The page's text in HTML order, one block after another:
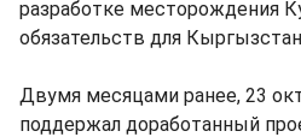
разработке месторождения
обязательств для
Двумя месяцами ранее, 23
поддержал доработанный